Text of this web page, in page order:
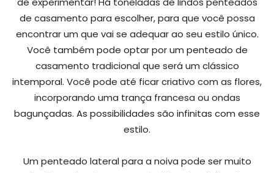
de casamento para escolher, para que você possa
encontrar um que vai se adequar ao seu estilo único.
Você também pode optar por um penteado de
casamento tradicional que será um clássico
intemporal. Você pode até ficar criativo com as flores,
incorporando uma trança francesa ou ondas
bagunçadas. As possibilidades são infinitas com esse
estilo.
Um penteado lateral para a noiva pode ser muito